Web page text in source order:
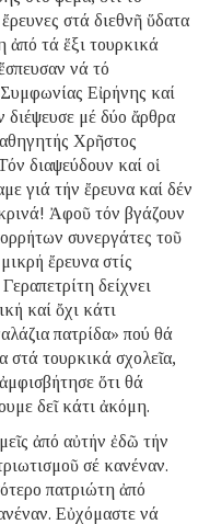
στά διεθνῆ ὕδατα
ἀπό τά ἕξι τουρκικά
νά τό
Εἰρήνης καί
μέ δύο ἄρθρα
Χρῆστος
διαψεύδουν καί οἱ
γιά τήν ἔρευνα καί δέν
Ἀφοῦ τόν βγάζουν
συνεργάτες τοῦ
ἔρευνα στίς
δείχνει
καί ὄχι κάτι
πατρίδα» πού θά
στά τουρκικά σχολεῖα,
ὅτι θά
δεῖ κάτι ἀκόμη.
ἀπό αὐτήν ἐδῶ τήν
σέ κανέναν.
πατριώτη ἀπό
Εὐχόμαστε νά